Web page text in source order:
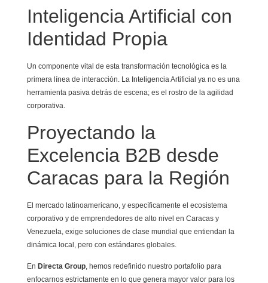
Inteligencia Artificial con
Identidad Propia
Un componente vital de esta transformación tecnológica es la
primera línea de interacción. La Inteligencia Artificial ya no es una
herramienta pasiva detrás de escena; es el rostro de la agilidad
corporativa.
Proyectando la
Excelencia B2B desde
Caracas para la Región
El mercado latinoamericano, y específicamente el ecosistema
corporativo y de emprendedores de alto nivel en Caracas y
Venezuela, exige soluciones de clase mundial que entiendan la
dinámica local, pero con estándares globales.
En Directa Group, hemos redefinido nuestro portafolio para
enfocarnos estrictamente en lo que genera mayor valor para los